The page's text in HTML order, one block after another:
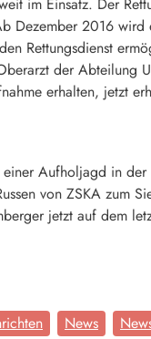
im Einsatz. Der
Dezember 2016
Rettungsdienst
der Abteilung
erhalten, jetzt
Aufholjagd in
von ZSKA zum
jetzt auf dem
News